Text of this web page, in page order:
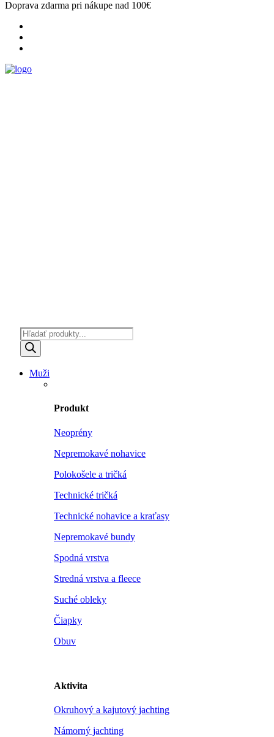
Doprava zdarma pri nákupe nad 100€
Products
search
Muži
Produkt
Neoprény
Nepremokavé nohavice
Polokošele a tričká
Technické tričká
Technické nohavice a kraťasy
Nepremokavé bundy
Spodná vrstva
Stredná vrstva a fleece
Suché obleky
Čiapky
Obuv
Aktivita
Okruhový a kajutový jachting
Námorný jachting